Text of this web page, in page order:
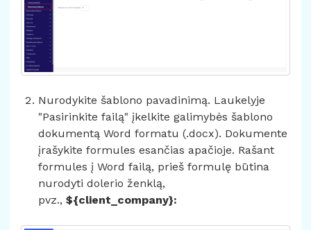
Nurodykite šablono pavadinimą. Laukelyje
"Pasirinkite failą" įkelkite galimybės šablono
dokumentą Word formatu (.docx). Dokumente
įrašykite formules esančias apačioje. Rašant
formules į Word failą, prieš formulę būtina
nurodyti dolerio ženklą,
pvz., ${client_company}: